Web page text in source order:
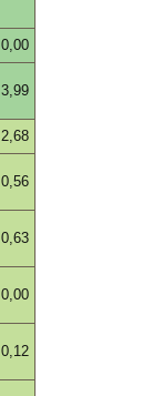
0,00
3,99
2,68
0,56
0,63
0,00
0,12